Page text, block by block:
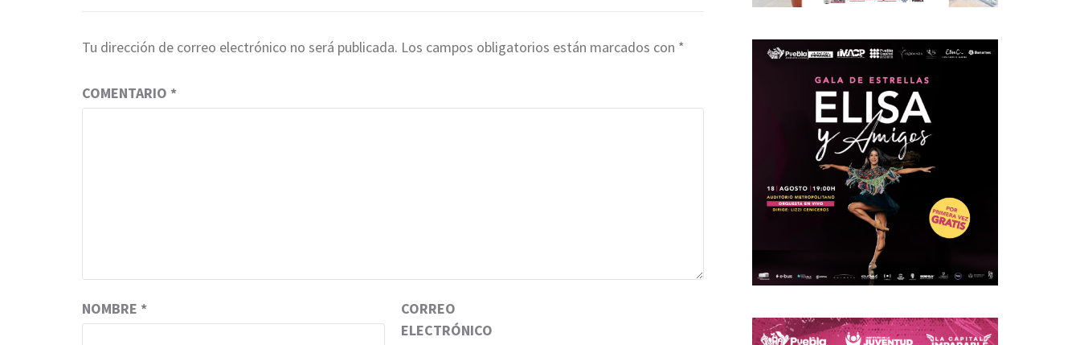
Tu dirección de correo electrónico no será publicada. Los campos obligatorios están marcados con *
COMENTARIO *
NOMBRE *
CORREO
ELECTRÓNICO